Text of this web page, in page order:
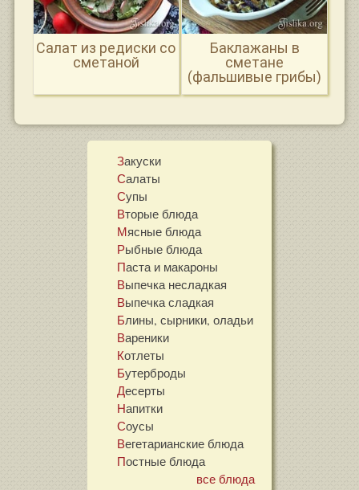
Салат из редиски со
сметаной
Баклажаны в
сметане
(фальшивые грибы)
Закуски
Салаты
Супы
Вторые блюда
Мясные блюда
Рыбные блюда
Паста и макароны
Выпечка несладкая
Выпечка сладкая
Блины, сырники, оладьи
Вареники
Котлеты
Бутерброды
Десерты
Напитки
Соусы
Вегетарианские блюда
Постные блюда
все блюда